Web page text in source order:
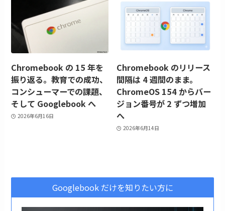
Chromebook の 15 年を
振り返る。教育での成功、
コンシューマーでの課題、
そして Googlebook へ
2026年6月16日
Chromebook のリリース
間隔は 4 週間のまま。
ChromeOS 154 からバー
ジョン番号が 2 ずつ増加
へ
2026年6月14日
Googlebook だけを知りたい方に